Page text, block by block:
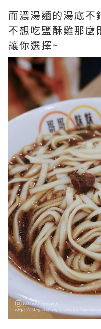
而濃湯麵的湯底
不想吃鹽酥雞那
讓你選擇~